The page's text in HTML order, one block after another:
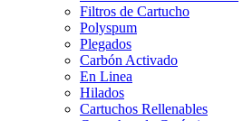
Filtros de Cartucho
Polyspum
Plegados
Carbón Activado
En Linea
Hilados
Cartuchos Rellenables